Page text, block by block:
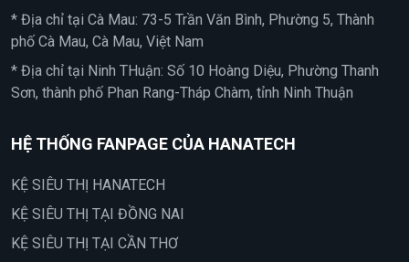
* Địa chỉ tại Cà Mau: 73-5 Trần Văn Bình, Phường 5, Thành
phố Cà Mau, Cà Mau, Việt Nam
* Địa chỉ tại Ninh THuận: Số 10 Hoàng Diệu, Phường Thanh
Sơn, thành phố Phan Rang-Tháp Chàm, tỉnh Ninh Thuận
HỆ THỐNG FANPAGE CỦA HANATECH
KỆ SIÊU THỊ HANATECH
KỆ SIÊU THỊ TẠI ĐỒNG NAI
KỆ SIÊU THỊ TẠI CẦN THƠ